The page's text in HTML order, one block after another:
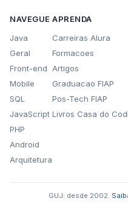
NAVEGUE
Java
Geral
Front-end
Mobile
SQL
JavaScript
PHP
Android
Arquitetura
APRENDA
Carreiras Alura
Formacoes
Artigos
Graduacao FIAP
Pos-Tech FIAP
Livros Casa do
GUJ: desde 2002.